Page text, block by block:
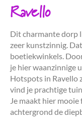
Ravello
Dit charmante dorp
zeer kunstzinnig.
boetiekwinkels.
je hier waanzinnige
Hotspots in Ravello
vind je prachtige
Je maakt hier mooie
achtergrond de